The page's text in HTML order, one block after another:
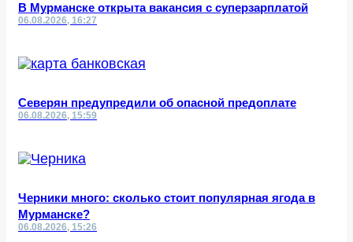
В Мурманске открыта вакансия с суперзарплатой
06.08.2026, 16:27
Северян предупредили об опасной предоплате
06.08.2026, 15:59
Черники много: сколько стоит популярная ягода в
Мурманске?
06.08.2026, 15:26